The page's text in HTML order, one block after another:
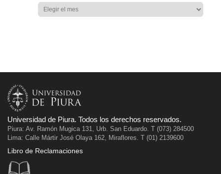
Universidad de Piura. Todos los derechos reservados.
Piura: Av. Ramón Mugica 131, Urb. San Eduardo. T (073) 284500
Lima: Calle Mártir José Olaya 162, Miraflores. T (01) 2139600
Libro de Reclamaciones